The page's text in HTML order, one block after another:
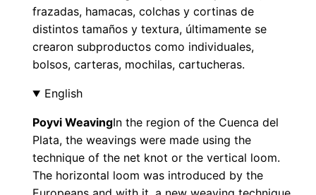
frazadas, hamacas, colchas y cortinas de
distintos tamaños y textura, últimamente se
crearon subproductos como individuales,
bolsos, carteras, mochilas, cartucheras.
English
Poyvi WeavingIn the region of the Cuenca del
Plata, the weavings were made using the
technique of the net knot or the vertical loom.
The horizontal loom was introduced by the